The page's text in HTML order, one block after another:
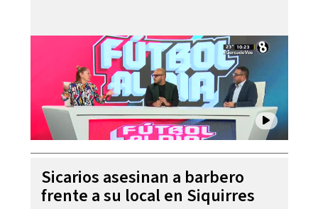
Sicarios asesinan a barbero
frente a su local en Siquirres